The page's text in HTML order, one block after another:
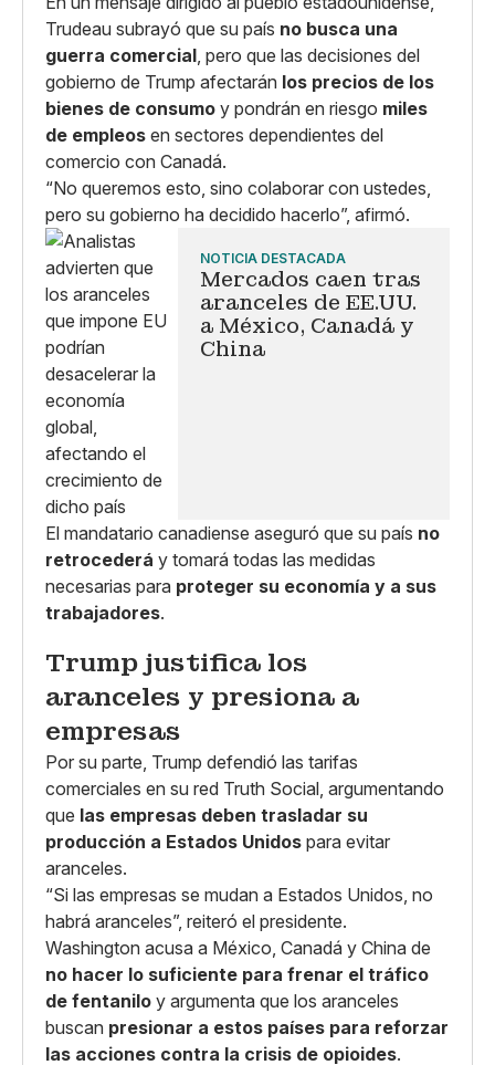
Trudeau subrayó que su país no busca una
guerra comercial , pero que las decisiones del
gobierno de Trump afectarán los precios de los
bienes de consumo y pondrán en riesgo miles
de empleos en sectores dependientes del
comercio con Canadá.
“No queremos esto, sino colaborar con ustedes,
pero su gobierno ha decidido hacerlo”, afirmó.
NOTICIA DESTACADA
Mercados caen tras
aranceles de EE.UU.
a México, Canadá y
China
El mandatario canadiense aseguró que su país no
retrocederá y tomará todas las medidas
necesarias para proteger su economía y a sus
trabajadores.
Trump justifica los
aranceles y presiona a
empresas
Por su parte, Trump defendió las tarifas
comerciales en su red Truth Social, argumentando
que las empresas deben trasladar su
producción a Estados Unidos para evitar
aranceles.
“Si las empresas se mudan a Estados Unidos, no
habrá aranceles”, reiteró el presidente.
Washington acusa a México, Canadá y China de
no hacer lo suficiente para frenar el tráfico
de fentanilo y argumenta que los aranceles
buscan presionar a estos países para reforzar
las acciones contra la crisis de opioides.